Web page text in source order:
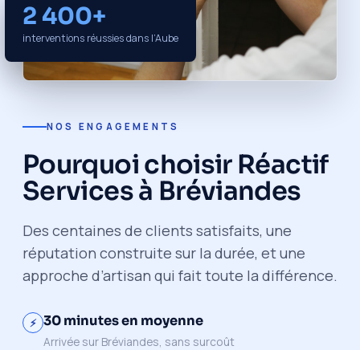
2 400+
interventions réussies dans l’Aube
NOS ENGAGEMENTS
Pourquoi choisir Réactif
Services à Bréviandes
Des centaines de clients satisfaits, une
réputation construite sur la durée, et une
approche d’artisan qui fait toute la différence.
⚡ 30 minutes en moyenne
Arrivée sur Bréviandes, sans surcoût